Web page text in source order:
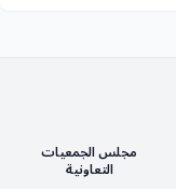
مجلس الجمعيات
التعاونية